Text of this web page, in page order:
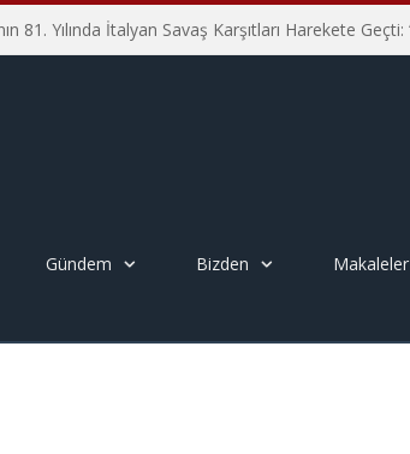
Gündem Bizden Makaleler